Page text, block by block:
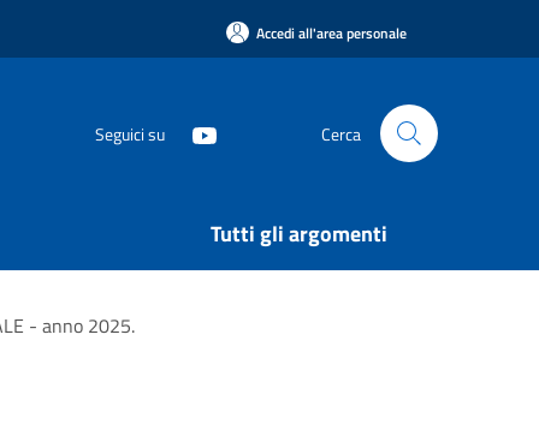
Accedi all'area personale
Seguici su Cerca
Tutti gli argomenti
- anno 2025.